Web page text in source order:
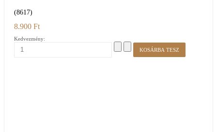
(8617)
8.900 Ft
Kedvezmény: